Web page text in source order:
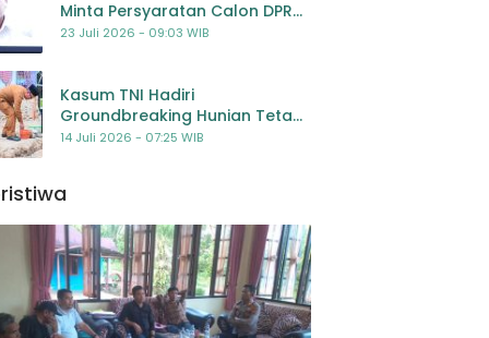
Minta Persyaratan Calon DPR
Dilengkapi Penilaian
23 Juli 2026 - 09:03 WIB
Kasum TNI Hadiri
Groundbreaking Hunian Tetap
Pascabencana di
14 Juli 2026 - 07:25 WIB